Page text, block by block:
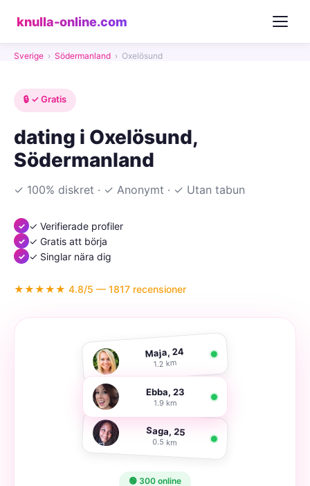
knulla-online.com
Sverige › Södermanland › Oxelösund
🔒 ✓ Gratis
dating i Oxelösund,
Södermanland
✓ 100% diskret · ✓ Anonymt · ✓ Utan tabun
✓ Verifierade profiler
✓ Gratis att börja
✓ Singlar nära dig
★★★★★ 4.8/5 — 1817 recensioner
Maja, 24
1.2 km
Ebba, 23
1.9 km
Saga, 25
0.5 km
🟢 300 online